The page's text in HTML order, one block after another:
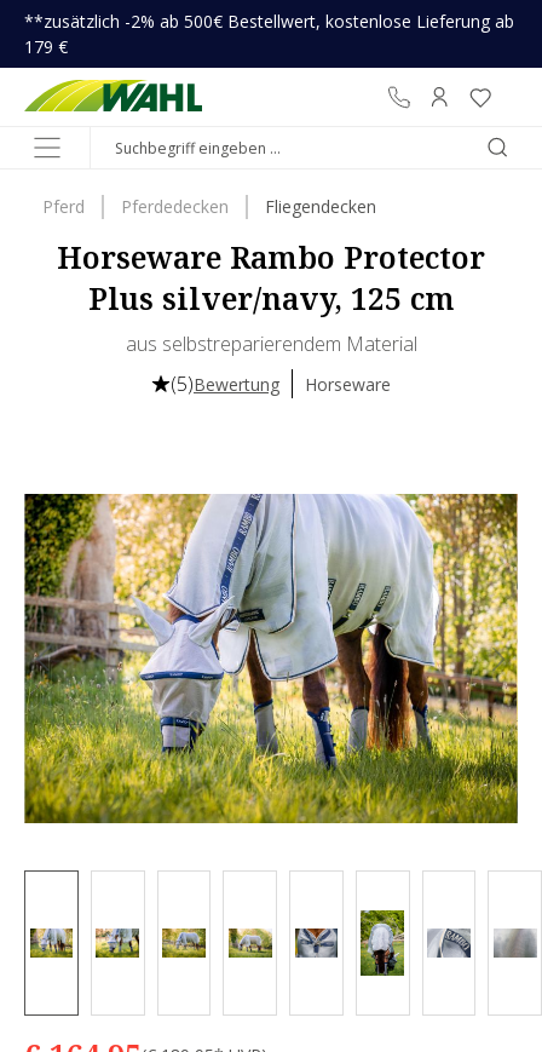
springen
**zusätzlich -2% ab 500€ Bestellwert, kostenlose Lieferung ab
179 €
Pferd Pferdedecken Fliegendecken
Horseware Rambo Protector
Plus silver/navy, 125 cm
aus selbstreparierendem Material
(5)Bewertung Horseware